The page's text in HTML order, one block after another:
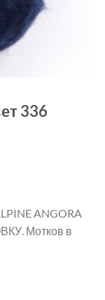
336
ANGORA
Мотков в